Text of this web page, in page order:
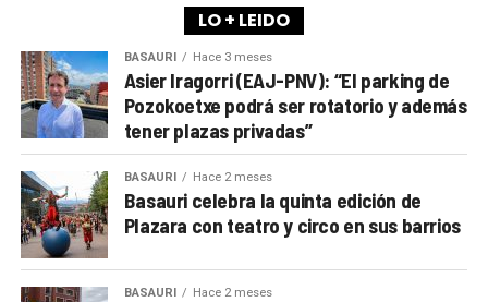
LO + LEIDO
BASAURI Hace 3 meses
Asier Iragorri (EAJ-PNV): “El parking de
Pozokoetxe podrá ser rotatorio y además
tener plazas privadas”
BASAURI Hace 2 meses
Basauri celebra la quinta edición de
Plazara con teatro y circo en sus barrios
BASAURI Hace 2 meses